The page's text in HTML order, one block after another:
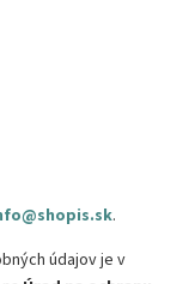
.
údajov je v